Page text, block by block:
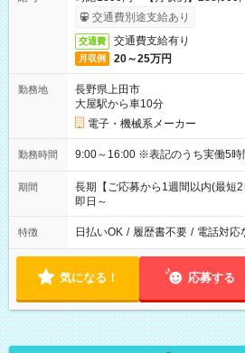
交通費別途支給あり
交通費 交通費支給有り
月収例 20～25万円
勤務地
長野県上田市
大屋駅から車10分
電子・機械系メーカー
勤務時間 9:00～16:00 ※表記のうち実
期間
長期【ご応募から1週間以内(最短2
即日～
特徴 日払いOK / 履歴書不要 / 電話対応
気になる！ 応募する